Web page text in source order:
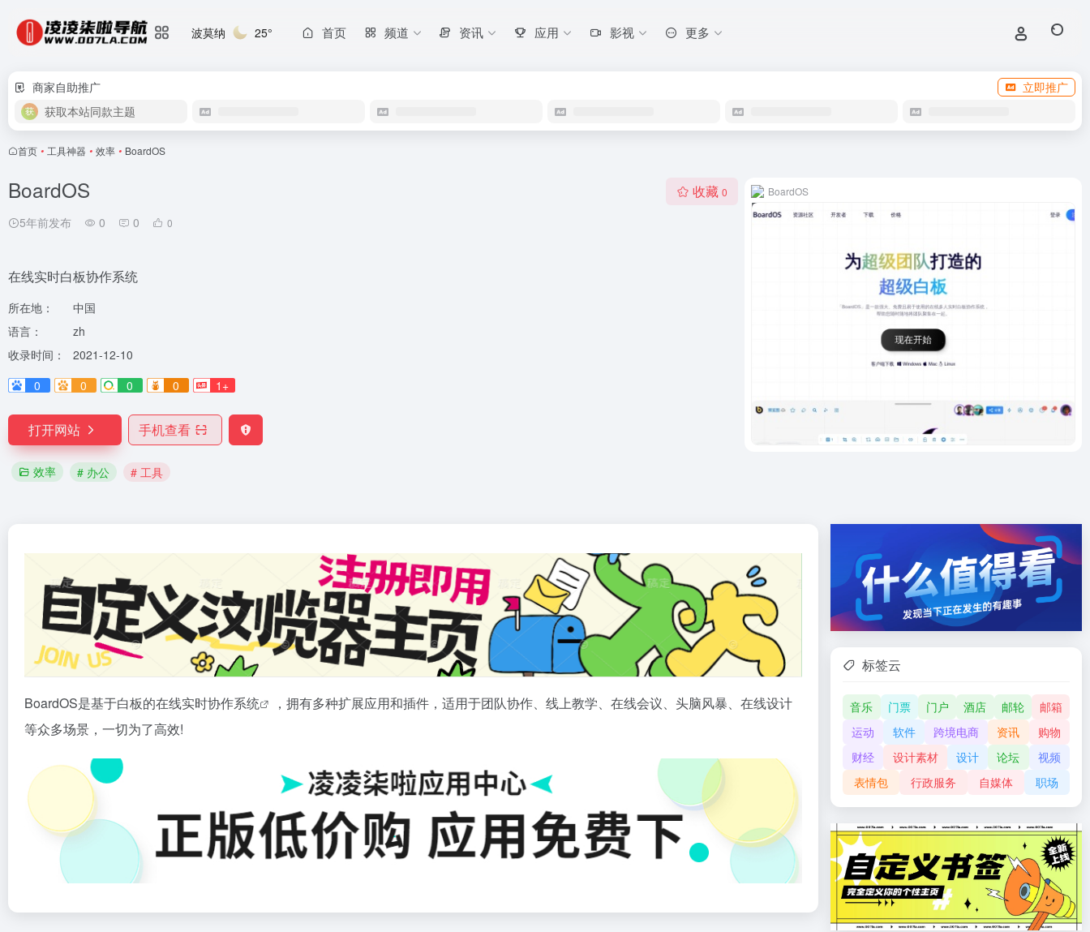
波莫纳 25° 首页 频道 资讯 应用 影视 更多
商家自助推广
立即推广
获取本站同款主题
首页 • 工具神器 • 效率 • BoardOS
BoardOS
5年前发布 0 0 0
收藏 0
在线实时白板协作系统
所在地：
中国
语言：
zh
收录时间：
2021-12-10
0
0 0 0 1+
打开网站 手机查看
效率 # 办公 # 工具
BoardOS
BoardOS是基于白板的在线实时协作系统
，拥有多种扩展应用和插件，适用于团队协作、线上教学、在线会议、头脑风暴、在线设计
等众多场景，一切为了高效!
标签云
音乐 门票 门户 酒店 邮轮
邮箱
运动
软件 跨境电商 资讯
购物
财经
设计素材 设计 论坛
视频
表情包
行政服务 自媒体 职场